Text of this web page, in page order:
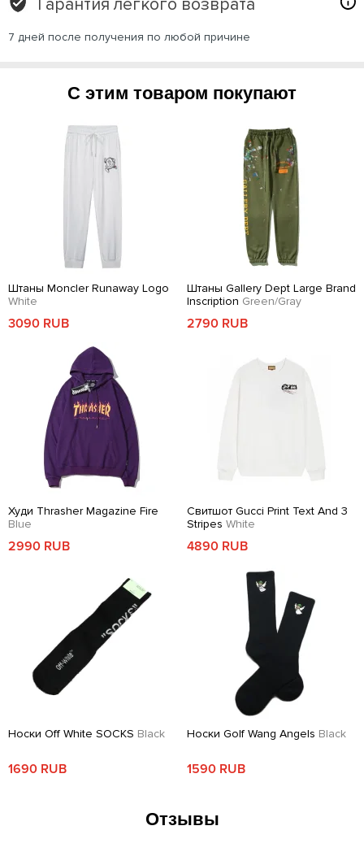
Гарантия легкого возврата
7 дней после получения по любой причине
С этим товаром покупают
Штаны Moncler Runaway Logo
White
3090 RUB
Штаны Gallery Dept Large Brand
Inscription Green/Gray
2790 RUB
Худи Thrasher Magazine Fire
Blue
2990 RUB
Свитшот Gucci Print Text And 3
Stripes White
4890 RUB
Носки Off White SOCKS Black
1690 RUB
Носки Golf Wang Angels Black
1590 RUB
Отзывы